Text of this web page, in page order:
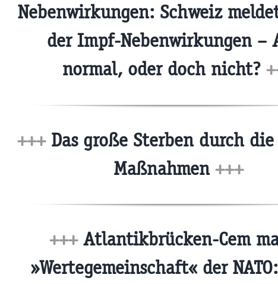
Nebenwirkungen: Schweiz
der Impf-Nebenwirkungen –
normal, oder doch nicht?
+++Das große Sterben durch die
Maßnahmen +++
+++Atlantikbrücken-Cem
»Wertegemeinschaft« der